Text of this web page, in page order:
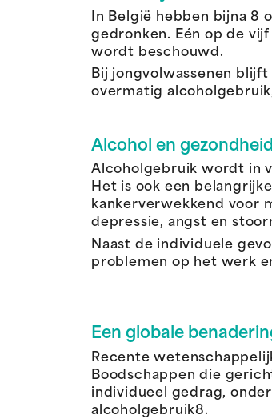
In België hebben bijna 8
gedronken. Eén op de
wordt beschouwd.
Bij jongvolwassenen
overmatig
Alcohol en
Alcoholgebruik wordt in
Het is ook een
kankerverwekkend voor
depressie, angst en
Naast de individuele
problemen op het werk
Een globale
Recente
Boodschappen die
individueel gedrag,
alcoholgebruik8.